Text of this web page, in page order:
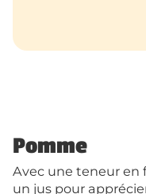
Pomme
Avec une teneur en
un jus pour